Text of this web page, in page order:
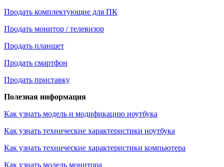
Продать комплектующие для ПК
Продать монитор / телевизор
Продать планшет
Продать смартфон
Продать приставку
Полезная информация
Как узнать модель и модификацию ноутбука
Как узнать технические характеристики ноутбука
Как узнать технические характеристики компьютера
Как узнать модель монитора